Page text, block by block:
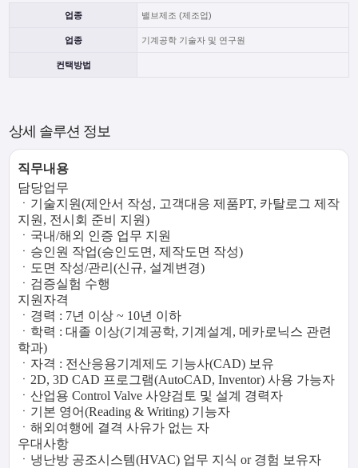
업종 밸브제조 (제조업)
업종 기계공학 기술자 및 연구원
컨택방법
상세 솔루션 정보
직무내용
담당업무
ㆍ기술지원(제안서 작성, 고객대응 제품PT, 카탈로그 제작
지원, 전시회 준비 지원)
ㆍ국내/해외 인증 업무 지원
ㆍ승인원 작업(승인도면, 제작도면 작성)
ㆍ도면 작성/관리(신규, 설계변경)
ㆍ검증실험 수행
지원자격
ㆍ경력 : 7년 이상 ~ 10년 이하
ㆍ학력 : 대졸 이상(기계공학, 기계설계, 메카로닉스 관련
학과)
ㆍ자격 : 전산응용기계제도 기능사(CAD) 보유
ㆍ2D, 3D CAD 프로그램(AutoCAD, Inventor) 사용 가능자
ㆍ산업용 Control Valve 사양검토 및 설계 경력자
ㆍ기본 영어(Reading & Writing) 기능자
ㆍ해외여행에 결격 사유가 없는 자
우대사항
ㆍ냉난방 공조시스템(HVAC) 업무 지식 or 경험 보유자